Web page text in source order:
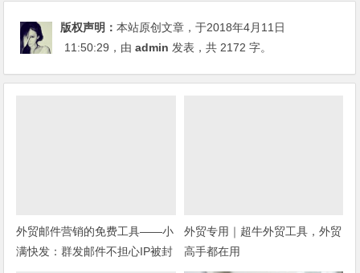
版权声明：本站原创文章，于2018年4月11日
11:50:29 ，由admin 发表，共 2172 字。
外贸邮件营销的免费工具——小
满快发：群发邮件不担心IP被封
外贸专用｜超牛外贸工具，外贸
高手都在用